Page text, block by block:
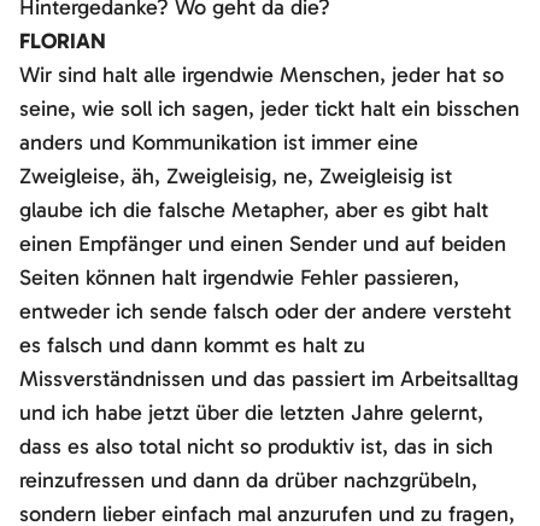
Hintergedanke? Wo geht da die?
FLORIAN
Wir sind halt alle irgendwie Menschen, jeder hat so
seine, wie soll ich sagen, jeder tickt halt ein bisschen
anders und Kommunikation ist immer eine
Zweigleise, äh, Zweigleisig, ne, Zweigleisig ist
glaube ich die falsche Metapher, aber es gibt halt
einen Empfänger und einen Sender und auf beiden
Seiten können halt irgendwie Fehler passieren,
entweder ich sende falsch oder der andere versteht
es falsch und dann kommt es halt zu
Missverständnissen und das passiert im Arbeitsalltag
und ich habe jetzt über die letzten Jahre gelernt,
dass es also total nicht so produktiv ist, das in sich
reinzufressen und dann da drüber nachzgrübeln,
sondern lieber einfach mal anzurufen und zu fragen,